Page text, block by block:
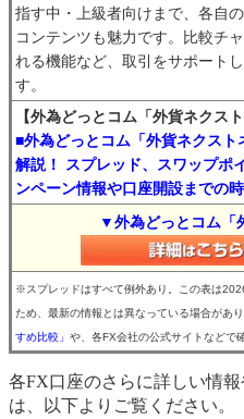
指す中・上級者向けまで、各自
コンテンツも魅力です。比較チ
れる機能など、取引をサポート
す。
【外為どっとコム「外貨ネクス
■外為どっとコム「外貨ネクス
解説！ スプレッド、スワップポ
ンペーン情報や口座開設までの
▼外為どっとコム「
※スプレッドはすべて例外あり。この表は
ため、最新の情報とは異なっている場合があ
すめ比較」 や、各FX会社の公式サイトなどで
各FX口座のさらに詳しい情
は、以下よりご覧ください。